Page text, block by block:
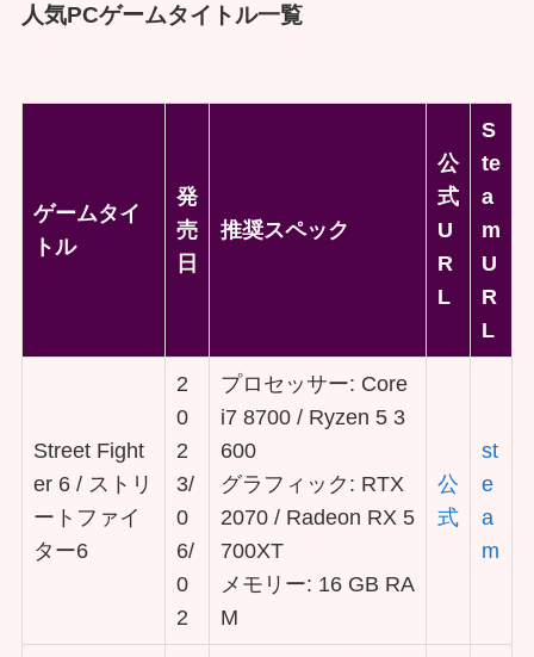
人気PCゲームタイトル一覧
ゲームタイ
トル
発
売
日
推奨スペック
公
式
U
R
L
S
te
a
m
U
R
L
Street Fight
er 6 / ストリ
ートファイ
ター6
2
0
2
3/
0
6/
0
2
プロセッサー: Core
i7 8700 / Ryzen 5 3
600
グラフィック: RTX
2070 / Radeon RX 5
700XT
メモリー: 16 GB RA
M
公
式
st
e
a
m